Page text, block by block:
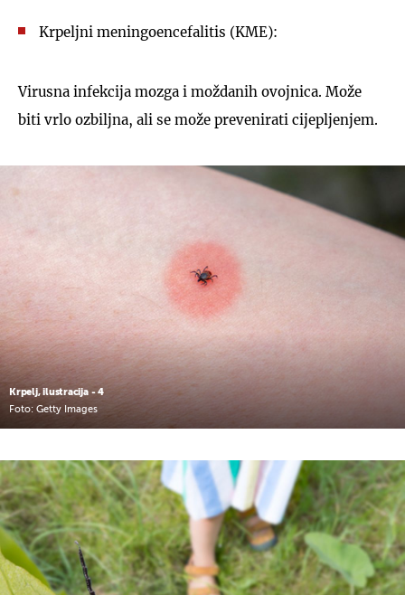
Krpeljni meningoencefalitis (KME):
Virusna infekcija mozga i moždanih ovojnica. Može
biti vrlo ozbiljna, ali se može prevenirati cijepljenjem.
Krpelj, ilustracija - 4
Foto: Getty Images